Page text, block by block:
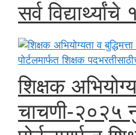
सर्व
शिक्षक
चाचणी-२०२५